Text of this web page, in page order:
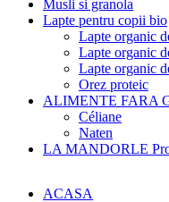
Musli si granola
Lapte pentru copii bio
Lapte organic
Lapte organic
Lapte organic
Orez proteic
ALIMENTE FARA
Céliane
Naten
LA MANDORLE
ACASA